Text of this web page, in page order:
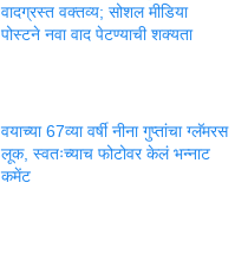
वादग्रस्त वक्तव्य; सोशल मीडिया
पोस्टने नवा वाद पेटण्याची शक्यता
वयाच्या 67व्या वर्षी नीना गुप्तांचा ग्लॅमरस
लूक, स्वतःच्याच फोटोवर केलं भन्नाट
कमेंट